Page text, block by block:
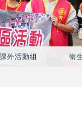
課外活動組 衛